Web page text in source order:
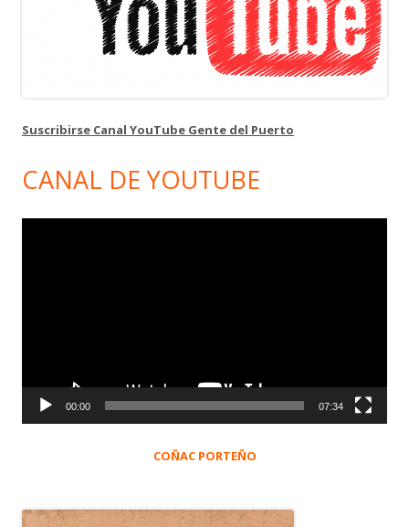
Suscribirse Canal YouTube Gente del Puerto
CANAL DE YOUTUBE
00:00 07:34
COÑAC PORTEÑO